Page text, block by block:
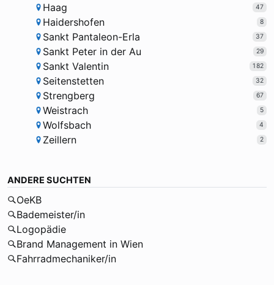
Haag 47
Haidershofen 8
Sankt Pantaleon-Erla 37
Sankt Peter in der Au 29
Sankt Valentin 182
Seitenstetten 32
Strengberg 67
Weistrach 5
Wolfsbach 4
Zeillern 2
ANDERE SUCHTEN
OeKB
Bademeister/in
Logopädie
Brand Management in Wien
Fahrradmechaniker/in